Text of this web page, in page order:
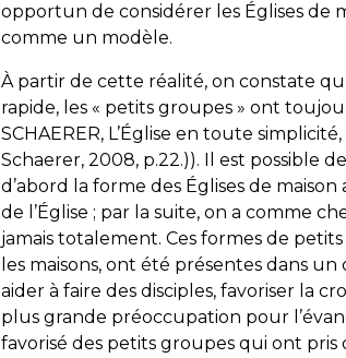
opportun de considérer les Églises de
comme un modèle.
À partir de cette réalité, on constate
rapide, les « petits groupes » ont
SCHAERER, L’Église en toute simplicité
Schaerer, 2008, p.22.)). Il est possible
d’abord la forme des Églises de
de l’Église ; par la suite, on a comme
jamais totalement. Ces formes de
les maisons, ont été présentes dans
aider à faire des disciples, favoriser la
plus grande préoccupation pour
favorisé des petits groupes qui ont pris